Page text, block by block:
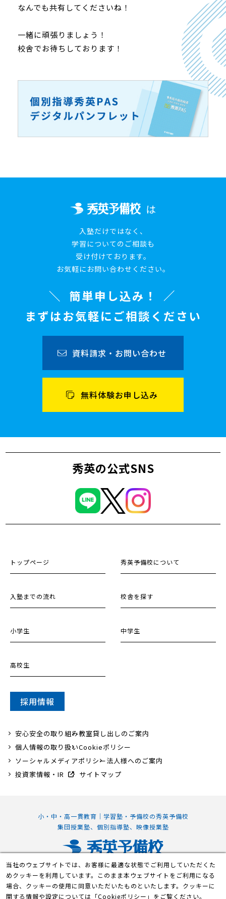
なんでも共有してくださいね！
一緒に頑張りましょう！
校舎でお待ちしております！
は
入塾だけではなく、
学習についてのご相談も
受け付けております。
お気軽にお問い合わせください。
簡単申し込み！
まずはお気軽にご相談ください
資料請求・お問い合わせ
無料体験お申し込み
秀英の公式SNS
小・中・高一貫教育｜学習塾・予備校の秀英予備校
集団授業塾、個別指導塾、映像授業塾
静岡本部校
〒420-0839 静岡県静岡市葵区鷹匠2丁目7-1
トップページ 秀英予備校について
入塾までの流れ 校舎を探す
小学生 中学生
高校生
採用情報
安心安全の取り組み教室貸し出しのご案内
個人情報の取り扱いCookieポリシー
ソーシャルメディアポリシー法人様へのご案内
投資家情報・IR
サイトマップ
当社のウェブサイトでは、お客様に最適な状態でご利用していただくた
めクッキーを利用しています。このまま本ウェブサイトをご利用になる
場合、クッキーの使用に同意いただいたものといたします。クッキーに
関する情報や設定については「Cookieポリシー 」をご覧ください。